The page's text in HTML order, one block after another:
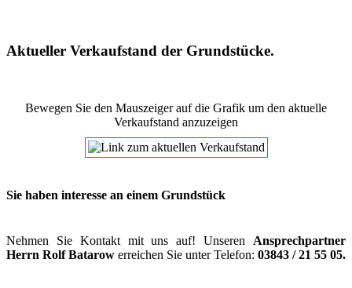
Aktueller Verkaufstand der Grundstücke.
Bewegen Sie den Mauszeiger auf die Grafik um den aktuelle
Verkaufstand anzuzeigen
Sie haben interesse an einem Grundstück
Nehmen Sie Kontakt mit uns auf! Unseren Ansprechpartner
Herrn Rolf Batarow erreichen Sie unter Telefon: 03843 / 21 55 05.